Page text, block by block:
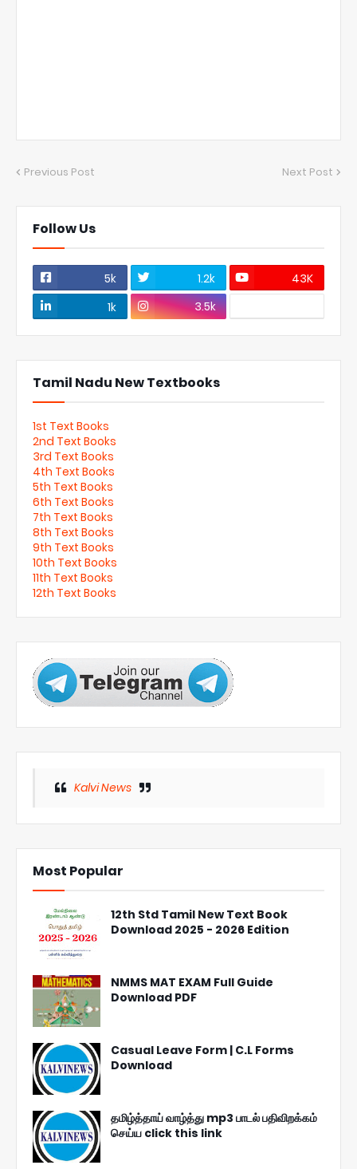
Previous Post Next Post
Follow Us
5k 1.2k
43K
1k
3.5k
Tamil Nadu New Textbooks
1st Text Books
2nd Text Books
3rd Text Books
4th Text Books
5th Text Books
6th Text Books
7th Text Books
8th Text Books
9th Text Books
10th Text Books
11th Text Books
12th Text Books
Kalvi News
Most Popular
12th Std Tamil New Text Book
Download 2025 - 2026 Edition
NMMS MAT EXAM Full Guide
Download PDF
Casual Leave Form | C.L Forms
Download
தமிழ்த்தாய் வாழ்த்து mp3 பாடல் பதிவிறக்கம்
செய்ய click this link